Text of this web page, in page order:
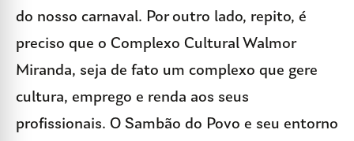
do nosso carnaval. Por outro lado, repito, é
preciso que o Complexo Cultural Walmor
Miranda, seja de fato um complexo que gere
cultura, emprego e renda aos seus
profissionais. O Sambão do Povo e seu entorno